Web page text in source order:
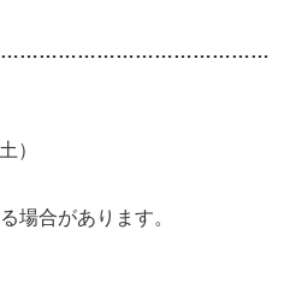
）
場合があります。